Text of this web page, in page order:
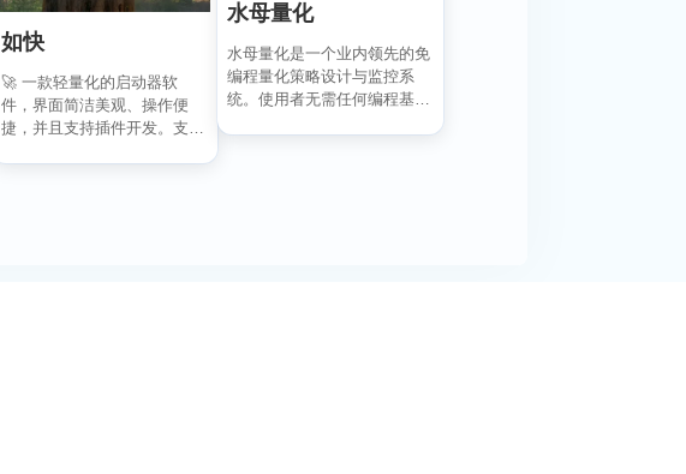
如快
🚀 一款轻量化的启动器软
件，界面简洁美观、操作便
捷，并且支持插件开发。支持
水母量化
水母量化是一个业内领先的免
编程量化策略设计与监控系
统。使用者无需任何编程基